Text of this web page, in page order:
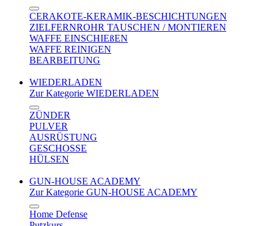
CERAKOTE-KERAMIK-BESCHICHTUNGEN
ZIELFERNROHR TAUSCHEN / MONTIEREN
WAFFE EINSCHIEßEN
WAFFE REINIGEN
BEARBEITUNG
WIEDERLADEN
Zur Kategorie WIEDERLADEN
ZÜNDER
PULVER
AUSRÜSTUNG
GESCHOSSE
HÜLSEN
GUN-HOUSE ACADEMY
Zur Kategorie GUN-HOUSE ACADEMY
Home Defense